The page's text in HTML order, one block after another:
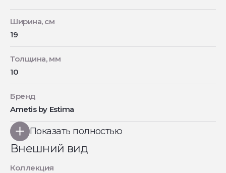
Ширина, см
19
Толщина, мм
10
Бренд
Ametis by Estima
Показать полностью
Внешний вид
Коллекция